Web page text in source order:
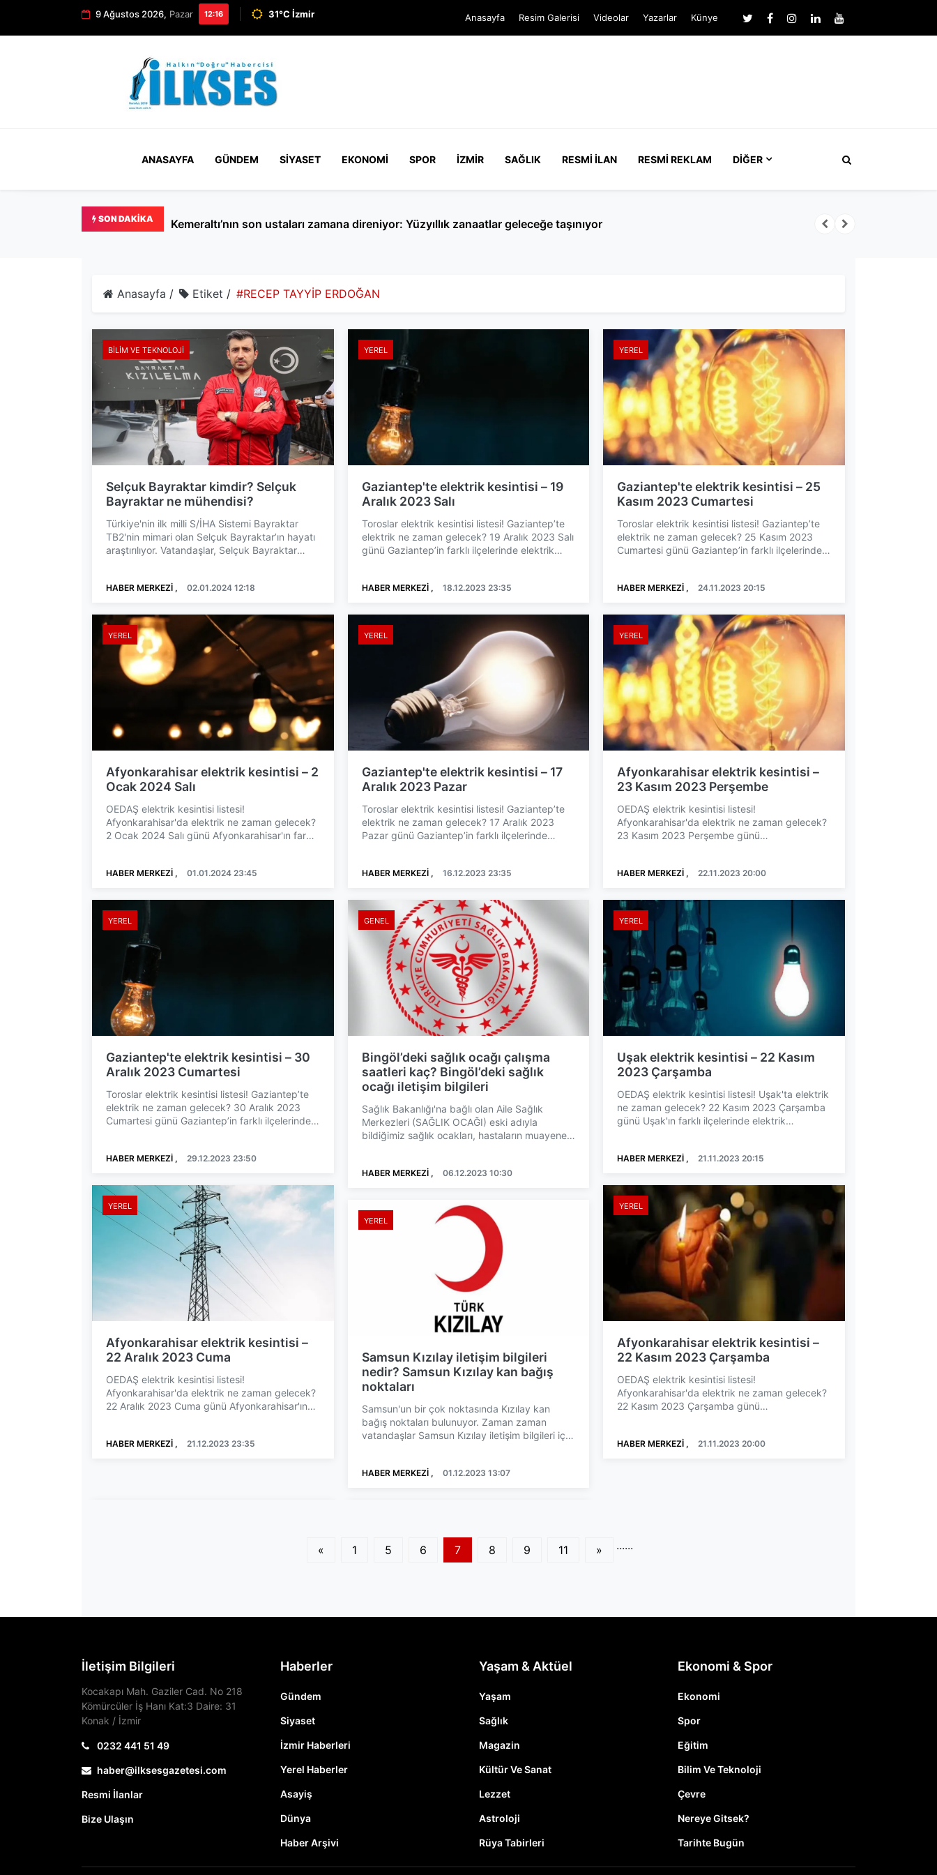
9 Ağustos 2026, Pazar 12:16 31°C İzmir Anasayfa Resim Galerisi Videolar Yazarlar Künye
ANASAYFA GÜNDEM SIYASET EKONOMI SPOR İZMIR SAĞLIK RESMI İLAN RESMI REKLAM DIĞER
SON DAKIKA İzmir'de 14 saatlik su kesintisi
Anasayfa / Etiket / #RECEP TAYYİP ERDOĞAN
BILIM VE TEKNOLOJI
Selçuk Bayraktar kimdir? Selçuk
Bayraktar ne mühendisi?
Türkiye'nin ilk milli S/İHA Sistemi Bayraktar
TB2'nin mimari olan Selçuk Bayraktar’ın hayatı
araştırılıyor. Vatandaşlar, Selçuk Bayraktar
HABER MERKEZİ , 02.01.2024 12:18
YEREL
Afyonkarahisar elektrik kesintisi – 2
Ocak 2024 Salı
OEDAŞ elektrik kesintisi listesi!
Afyonkarahisar'da elektrik ne zaman gelecek?
2 Ocak 2024 Salı günü Afyonkarahisar'ın farklı
HABER MERKEZİ , 01.01.2024 23:45
YEREL
Gaziantep'te elektrik kesintisi – 30
Aralık 2023 Cumartesi
Toroslar elektrik kesintisi listesi! Gaziantep’te
elektrik ne zaman gelecek? 30 Aralık 2023
Cumartesi günü Gaziantep’in farklı ilçelerinde
HABER MERKEZİ , 29.12.2023 23:50
YEREL
Afyonkarahisar elektrik kesintisi –
22 Aralık 2023 Cuma
OEDAŞ elektrik kesintisi listesi!
Afyonkarahisar'da elektrik ne zaman gelecek?
22 Aralık 2023 Cuma günü Afyonkarahisar'ın
HABER MERKEZİ , 21.12.2023 23:35
YEREL
Gaziantep'te elektrik kesintisi – 19
Aralık 2023 Salı
Toroslar elektrik kesintisi listesi! Gaziantep’te
elektrik ne zaman gelecek? 19 Aralık 2023 Salı
günü Gaziantep’in farklı ilçelerinde elektrik
HABER MERKEZİ , 18.12.2023 23:35
YEREL
Gaziantep'te elektrik kesintisi – 17
Aralık 2023 Pazar
Toroslar elektrik kesintisi listesi! Gaziantep’te
elektrik ne zaman gelecek? 17 Aralık 2023
Pazar günü Gaziantep’in farklı ilçelerinde
HABER MERKEZİ , 16.12.2023 23:35
GENEL
Bingöl’deki sağlık ocağı çalışma
saatleri kaç? Bingöl’deki sağlık
ocağı iletişim bilgileri
Sağlık Bakanlığı'na bağlı olan Aile Sağlık
Merkezleri (SAĞLIK OCAĞI) eski adıyla
bildiğimiz sağlık ocakları, hastaların muayene
HABER MERKEZİ , 06.12.2023 10:30
YEREL
Samsun Kızılay iletişim bilgileri
nedir? Samsun Kızılay kan bağış
noktaları
Samsun'un bir çok noktasında Kızılay kan
bağış noktaları bulunuyor. Zaman zaman
vatandaşlar Samsun Kızılay iletişim bilgileri için
HABER MERKEZİ , 01.12.2023 13:07
YEREL
Gaziantep'te elektrik kesintisi – 25
Kasım 2023 Cumartesi
Toroslar elektrik kesintisi listesi! Gaziantep’te
elektrik ne zaman gelecek? 25 Kasım 2023
Cumartesi günü Gaziantep’in farklı ilçelerinde
HABER MERKEZİ , 24.11.2023 20:15
YEREL
Afyonkarahisar elektrik kesintisi –
23 Kasım 2023 Perşembe
OEDAŞ elektrik kesintisi listesi!
Afyonkarahisar'da elektrik ne zaman gelecek?
23 Kasım 2023 Perşembe günü
HABER MERKEZİ , 22.11.2023 20:00
YEREL
Uşak elektrik kesintisi – 22 Kasım
2023 Çarşamba
OEDAŞ elektrik kesintisi listesi! Uşak'ta elektrik
ne zaman gelecek? 22 Kasım 2023 Çarşamba
günü Uşak'ın farklı ilçelerinde elektrik
HABER MERKEZİ , 21.11.2023 20:15
YEREL
Afyonkarahisar elektrik kesintisi –
22 Kasım 2023 Çarşamba
OEDAŞ elektrik kesintisi listesi!
Afyonkarahisar'da elektrik ne zaman gelecek?
22 Kasım 2023 Çarşamba günü
HABER MERKEZİ , 21.11.2023 20:00
« 1 ...
5 6 7 8 9 ...
11 »
İletişim Bilgileri
Kocakapı Mah. Gaziler Cad. No 218
Kömürcüler İş Hanı Kat:3 Daire: 31
Konak / İzmir
0232 441 51 49
haber@ilksesgazetesi.com
Resmi İlanlar
Bize Ulaşın
Haberler
Gündem
Siyaset
İzmir Haberleri
Yerel Haberler
Asayiş
Dünya
Haber Arşivi
Yaşam & Aktüel
Yaşam
Sağlık
Magazin
Kültür Ve Sanat
Lezzet
Astroloji
Rüya Tabirleri
Ekonomi & Spor
Ekonomi
Spor
Eğitim
Bilim Ve Teknoloji
Çevre
Nereye Gitsek?
Tarihte Bugün